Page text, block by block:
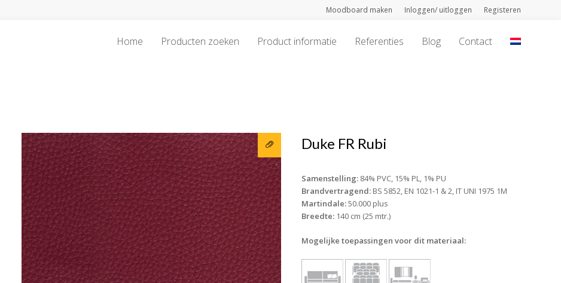
Moodboard maken Inloggen/ uitloggen Registeren
Home Producten zoeken Product informatie Referenties Blog Contact
Duke FR Rubi
Samenstelling:84% PVC, 15% PL, 1% PU
Brandvertragend:BS 5852, EN 1021-1 & 2, IT UNI 1975 1M
Martindale:50.000 plus
Breedte:140 cm (25 mtr.)
Mogelijke toepassingen voor dit materiaal: